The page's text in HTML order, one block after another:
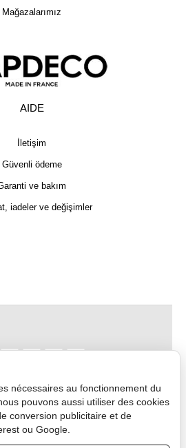
Mağazalarımız
AIDE
İletişim
Güvenli ödeme
ve bakım
iadeler ve değişimler
© 2026 CAPDECO.
Alan
nécessaires au fonctionnement du
pouvons aussi utiliser des cookies
conversion publicitaire et de
ou Google.